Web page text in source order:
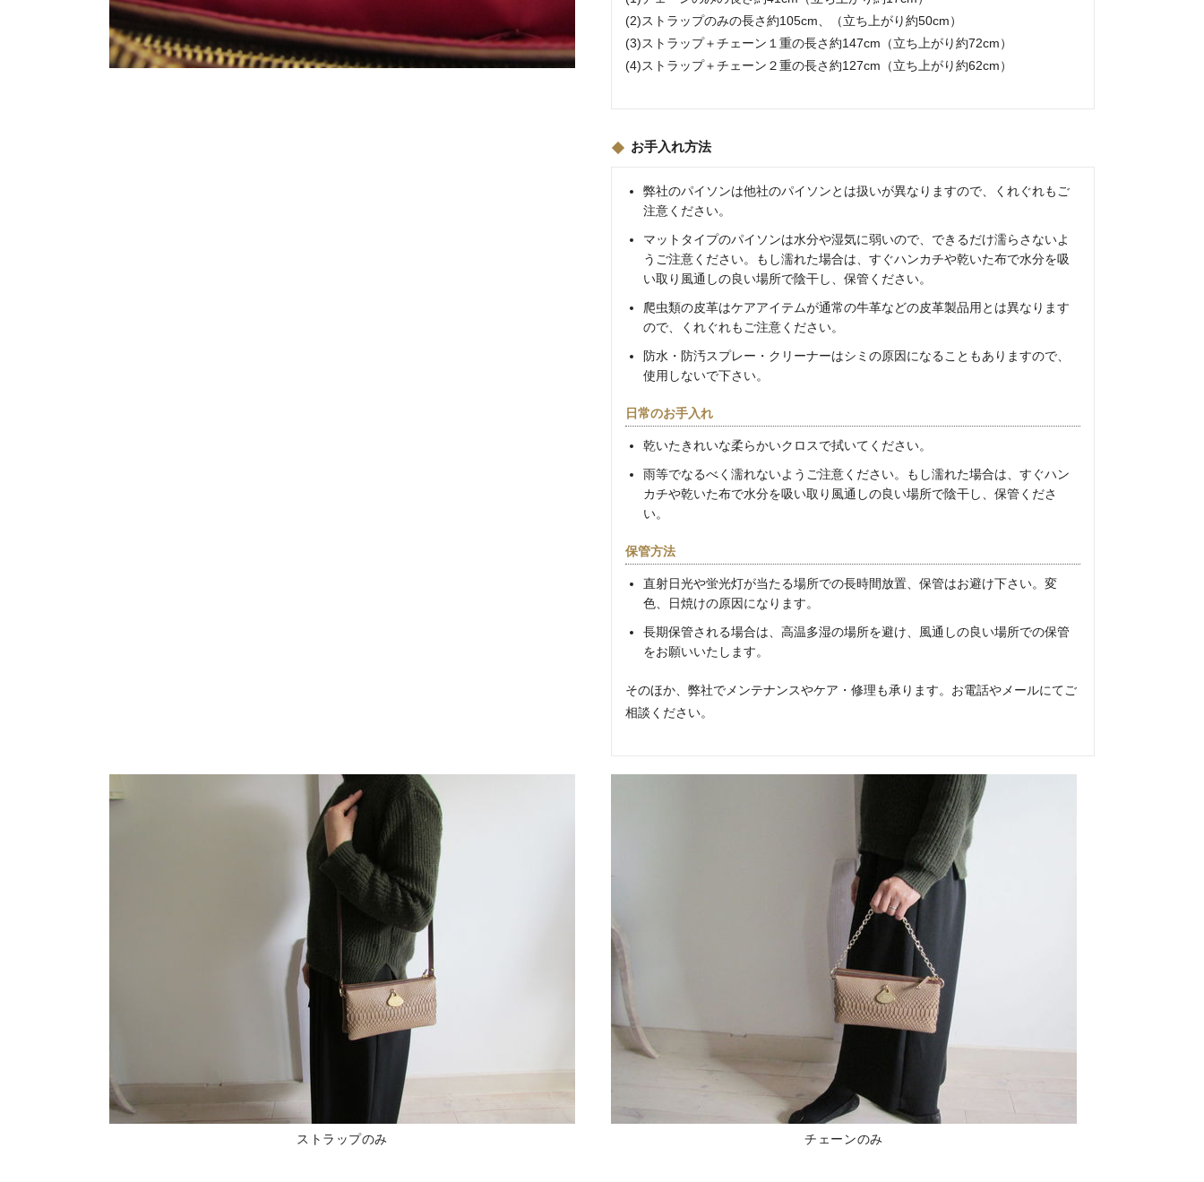
(2)ストラップのみの長さ約105cm、（立ち上がり約50cm）
(3)ストラップ＋チェーン１重の長さ約147cm（立ち上がり約72cm）
(4)ストラップ＋チェーン２重の長さ約127cm（立ち上がり約62cm）
お手入れ方法
弊社のパイソンは他社のパイソンとは扱いが異なりますので、くれぐれもご
注意ください。
マットタイプのパイソンは水分や湿気に弱いので、できるだけ濡らさないよ
うご注意ください。もし濡れた場合は、すぐハンカチや乾いた布で水分を吸
い取り風通しの良い場所で陰干し、保管ください。
爬虫類の皮革はケアアイテムが通常の牛革などの皮革製品用とは異なります
ので、くれぐれもご注意ください。
防水・防汚スプレー・クリーナーはシミの原因になることもありますので、
使用しないで下さい。
日常のお手入れ
乾いたきれいな柔らかいクロスで拭いてください。
雨等でなるべく濡れないようご注意ください。もし濡れた場合は、すぐハン
カチや乾いた布で水分を吸い取り風通しの良い場所で陰干し、保管くださ
い。
保管方法
直射日光や蛍光灯が当たる場所での長時間放置、保管はお避け下さい。変
色、日焼けの原因になります。
長期保管される場合は、高温多湿の場所を避け、風通しの良い場所での保管
をお願いいたします。
そのほか、弊社でメンテナンスやケア・修理も承ります。お電話やメールにてご
相談ください。
ストラップのみ チェーンのみ